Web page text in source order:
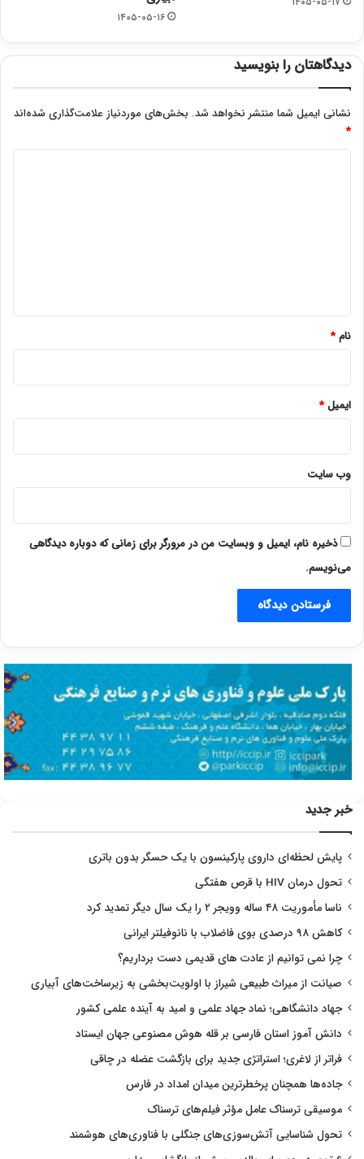
۱۴۰۵-۰۵-۱۶
دیدگاهتان را بنویسید
نشانی ایمیل شما منتشر نخواهد شد. بخش‌های موردنیاز علامت‌گذاری شده‌اند
*
نام*
ایمیل*
وب‌ سایت
ذخیره نام، ایمیل و وبسایت من در مرورگر برای زمانی که دوباره دیدگاهی
می‌نویسم.
خبر جدید
پایش لحظه‌ای داروی پارکینسون با یک حسگر بدون باتری
تحول درمان HIV با قرص هفتگی
ناسا مأموریت ۴۸ ساله وویجر ۲ را یک سال دیگر تمدید کرد
کاهش ۹۸ درصدی بوی فاضلاب با نانوفیلتر ایرانی
چرا نمی توانیم از عادت های قدیمی دست برداریم؟
صیانت از میراث طبیعی شیراز با اولویت‌بخشی به زیرساخت‌های آبیاری
جهاد دانشگاهی؛ نماد جهاد علمی و امید به آینده علمی کشور
دانش آموز استان فارسی بر قله هوش مصنوعی جهان ایستاد
فراتر از لاغری؛ استراتژی جدید برای بازگشت عضله در چاقی
جاده‌ها همچنان پرخطرترین میدان امداد در فارس
موسیقی ترسناک عامل مؤثر فیلم‌های ترسناک
تحول شناسایی آتش‌سوزی‌های جنگلی با فناوری‌های هوشمند